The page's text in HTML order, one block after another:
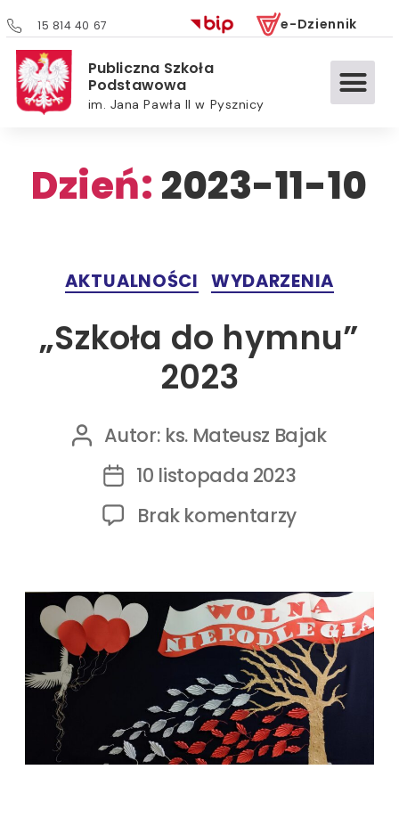
15 814 40 67 e-Dziennik
Publiczna Szkoła
Podstawowa
im. Jana Pawła II w Pysznicy
Dzień: 2023-11-10
AKTUALNOŚCI WYDARZENIA
„Szkoła do hymnu”
2023
Autor: ks. Mateusz Bajak
10 listopada 2023
Brak komentarzy